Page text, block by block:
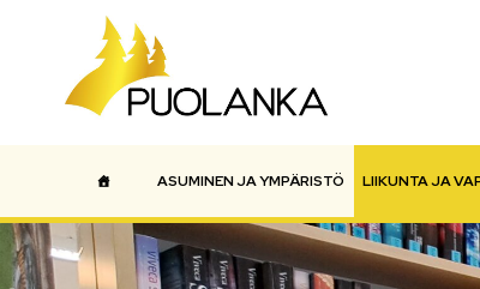
Päävalikko
ETUSIVU
ASUMINEN JA YMPÄRISTÖ LIIKUNTA JA